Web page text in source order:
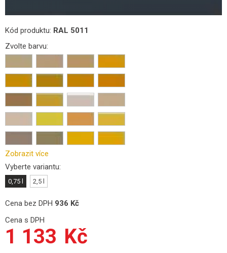
Kód produktu: RAL 5011
Zvolte barvu:
Zobrazit více
Vyberte variantu:
0,75 l 2,5 l
Cena bez DPH 936 Kč
Cena s DPH
1 133 Kč